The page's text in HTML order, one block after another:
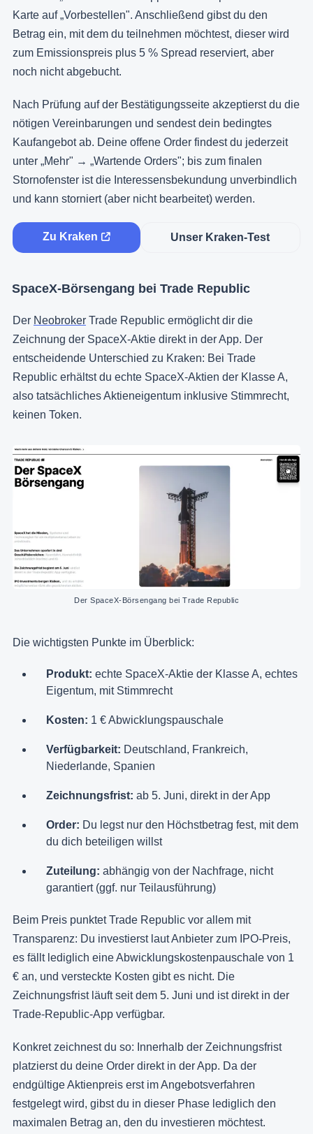
Karte auf „Vorbestellen". Anschließend gibst du den
Betrag ein, mit dem du teilnehmen möchtest, dieser wird
zum Emissionspreis plus 5 % Spread reserviert, aber
noch nicht abgebucht.
Nach Prüfung auf der Bestätigungsseite akzeptierst du die
nötigen Vereinbarungen und sendest dein bedingtes
Kaufangebot ab. Deine offene Order findest du jederzeit
unter „Mehr" → „Wartende Orders"; bis zum finalen
Stornofenster ist die Interessensbekundung unverbindlich
und kann storniert (aber nicht bearbeitet) werden.
Zu Kraken Unser Kraken-Test
SpaceX-Börsengang bei Trade Republic
Der Neobroker Trade Republic ermöglicht dir die
Zeichnung der SpaceX-Aktie direkt in der App. Der
entscheidende Unterschied zu Kraken: Bei Trade
Republic erhältst du echte SpaceX-Aktien der Klasse A,
also tatsächliches Aktieneigentum inklusive Stimmrecht,
keinen Token.
Der SpaceX-Börsengang bei Trade Republic
Die wichtigsten Punkte im Überblick:
Produkt: echte SpaceX-Aktie der Klasse A, echtes
Eigentum, mit Stimmrecht
Kosten: 1 € Abwicklungspauschale
Verfügbarkeit: Deutschland, Frankreich,
Niederlande, Spanien
Zeichnungsfrist: ab 5. Juni, direkt in der App
Order: Du legst nur den Höchstbetrag fest, mit dem
du dich beteiligen willst
Zuteilung: abhängig von der Nachfrage, nicht
garantiert (ggf. nur Teilausführung)
Beim Preis punktet Trade Republic vor allem mit
Transparenz: Du investierst laut Anbieter zum IPO-Preis,
es fällt lediglich eine Abwicklungskostenpauschale von 1
€ an, und versteckte Kosten gibt es nicht. Die
Zeichnungsfrist läuft seit dem 5. Juni und ist direkt in der
Trade-Republic-App verfügbar.
Konkret zeichnest du so: Innerhalb der Zeichnungsfrist
platzierst du deine Order direkt in der App. Da der
endgültige Aktienpreis erst im Angebotsverfahren
festgelegt wird, gibst du in dieser Phase lediglich den
maximalen Betrag an, den du investieren möchtest.